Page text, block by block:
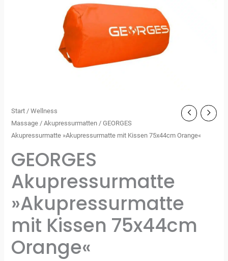
Start /Wellness
Massage /Akupressurmatten / GEORGES
Akupressurmatte »Akupressurmatte mit Kissen 75x44cm Orange«
GEORGES
Akupressurmatte
»Akupressurmatte
mit Kissen 75x44cm
Orange«